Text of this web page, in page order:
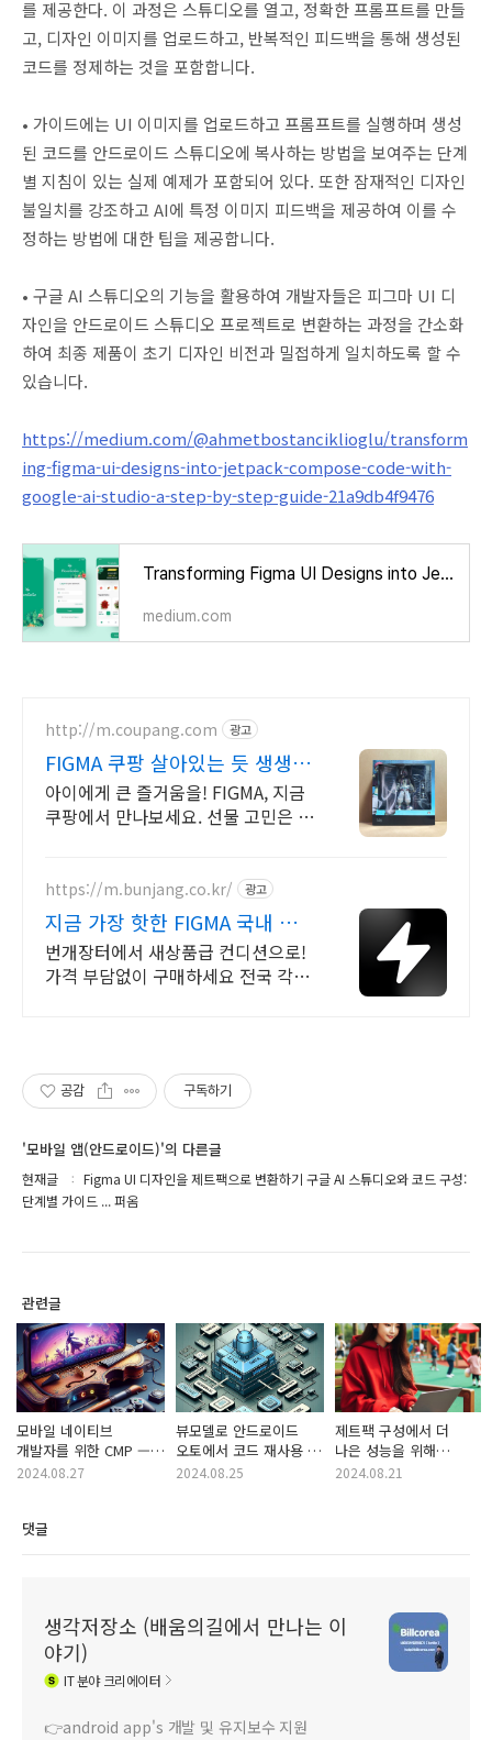
를 제공한다. 이 과정은 스튜디오를 열고, 정확한 프롬프트를 만들
고, 디자인 이미지를 업로드하고, 반복적인 피드백을 통해 생성된
코드를 정제하는 것을 포함합니다.
• 가이드에는 UI 이미지를 업로드하고 프롬프트를 실행하며 생성
된 코드를 안드로이드 스튜디오에 복사하는 방법을 보여주는 단계
별 지침이 있는 실제 예제가 포함되어 있다. 또한 잠재적인 디자인
불일치를 강조하고 AI에 특정 이미지 피드백을 제공하여 이를 수
정하는 방법에 대한 팁을 제공합니다.
• 구글 AI 스튜디오의 기능을 활용하여 개발자들은 피그마 UI 디
자인을 안드로이드 스튜디오 프로젝트로 변환하는 과정을 간소화
하여 최종 제품이 초기 디자인 비전과 밀접하게 일치하도록 할 수
있습니다.
https://medium.com/@ahmetbostanciklioglu/transform
ing-figma-ui-designs-into-jetpack-compose-code-with-
google-ai-studio-a-step-by-step-guide-21a9db4f9476
Transforming Figma UI Designs into Jetpack Compose Code with Google AI Studio: A Step-by-Step Guide
medium.com
http://m.coupang.com 광고
FIGMA 쿠팡 살아있는 듯 생생
한 디테일
아이에게 큰 즐거움을! FIGMA, 지금
쿠팡에서 만나보세요. 선물 고민은 이
https://m.bunjang.co.kr/ 광고
지금 가장 핫한 FIGMA 국내 최
대 브랜드 중고거래
번개장터에서 새상품급 컨디션으로!
가격 부담없이 구매하세요 전국 각지
공감 구독하기
'모바일 앱(안드로이드)'의 다른글
현재글
Figma UI 디자인을 제트팩으로 변환하기 구글 AI 스튜디오와 코드 구성:
단계별 가이드 ... 퍼옴
관련글
모바일 네이티브
개발자를 위한 CMP —
부분. 4: 항해 ... 퍼옴
2024.08.27
뷰모델로 안드로이드
오토에서 코드 재사용 ...
퍼옴
2024.08.25
제트팩 구성에서 더
나은 성능을 위해
재구성 최적화 ... 퍼옴
2024.08.21
댓글
생각저장소 (배움의길에서 만나는 이
야기)
IT분야 크리에이터
👉android app's 개발 및 유지보수 지원